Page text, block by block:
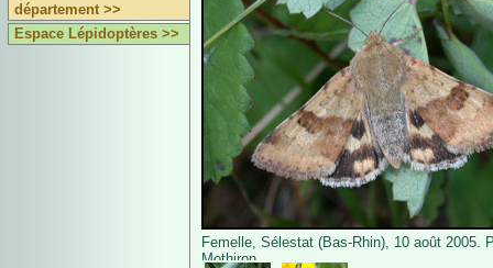
département >>
Espace Lépidoptères >>
Femelle, Sélestat (Bas-Rhin), 10 août 2005.
Mothiron.